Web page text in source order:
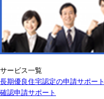
サービス一覧
長期優良住宅認定の申請サポート
確認申請サポート